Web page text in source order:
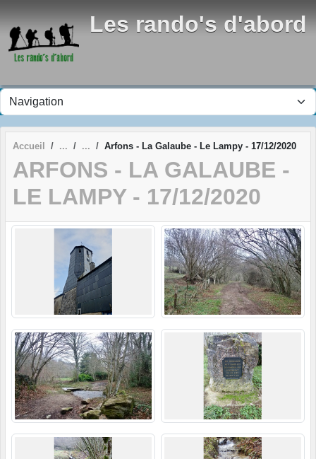
Les rando's d'abord
Accueil Arfons - La Galaube - Le Lampy - 17/12/2020
ARFONS - LA GALAUBE -
LE LAMPY - 17/12/2020